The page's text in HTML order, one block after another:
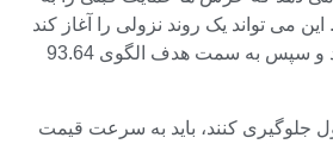
می تواند یک روند نزولی را آغاز کند
که می تواند به 97 برسد و سپس به سمت هدف الگوی 93.64
جلوگیری کنند، باید به سرعت قیمت